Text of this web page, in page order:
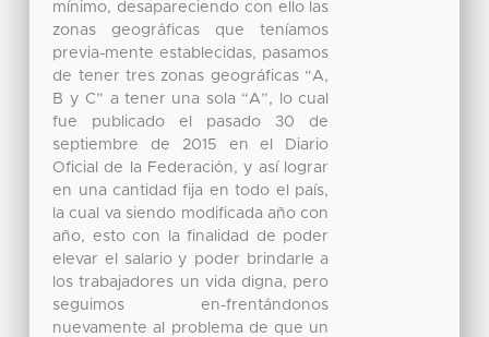
mínimo, desapareciendo con ello las
zonas geográficas que teníamos
previa-mente establecidas, pasamos
de tener tres zonas geográficas “A,
B y C” a tener una sola “A”, lo cual
fue publicado el pasado 30 de
septiembre de 2015 en el Diario
Oficial de la Federación, y así lograr
en una cantidad fija en todo el país,
la cual va siendo modificada año con
año, esto con la finalidad de poder
elevar el salario y poder brindarle a
los trabajadores un vida digna, pero
seguimos en-frentándonos
nuevamente al problema de que un